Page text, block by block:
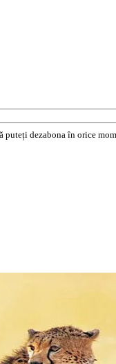
puteți dezabona în orice